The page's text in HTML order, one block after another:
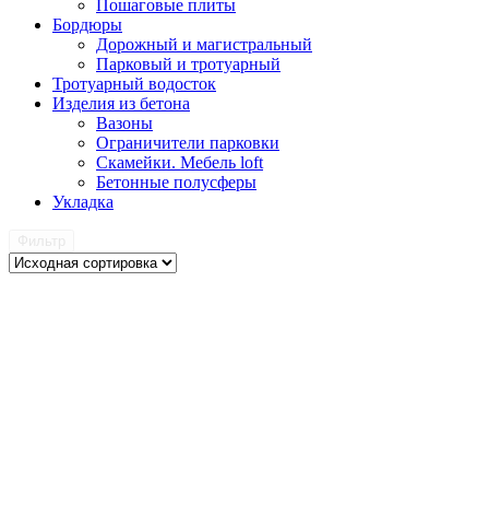
Пошаговые плиты
Бордюры
Дорожный и магистральный
Парковый и тротуарный
Тротуарный водосток
Изделия из бетона
Вазоны
Ограничители парковки
Скамейки. Мебель loft
Бетонные полусферы
Укладка